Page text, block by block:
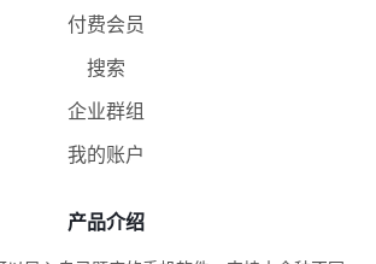
付费会员
搜索
企业群组
我的账户
产品介绍